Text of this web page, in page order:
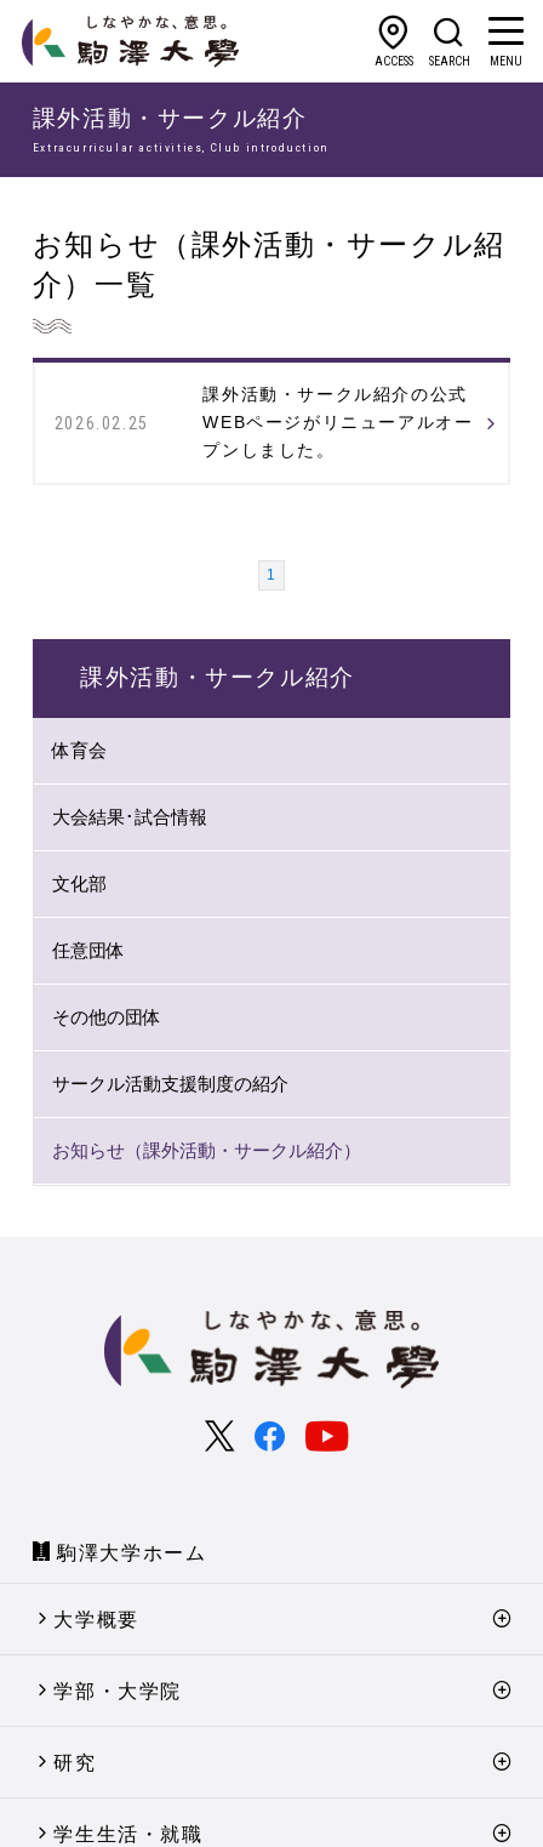
ACCESS SEARCH MENU
課外活動・サークル紹介
Extracurricular activities, Club introduction
お知らせ（課外活動・サークル紹
介）一覧
2026.02.25
課外活動・サークル紹介の公式
WEBページがリニューアルオー
プンしました。
1
課外活動・サークル紹介
体育会
大会結果･試合情報
文化部
任意団体
その他の団体
サークル活動支援制度の紹介
お知らせ（課外活動・サークル紹介）
駒澤大学ホーム
大学概要
学部・大学院
研究
学生生活・就職